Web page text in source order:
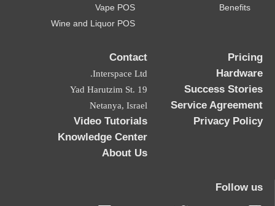
Benefits
Vape POS
Wine and Liquor POS
Pricing
Hardware
Success Stories
Service Agreement
Privacy Policy
Contact
Interspace Ltd.
19 Yad Harutzim St.
Netanya, Israel
Video Tutorials
Knowledge Center
About Us
Follow us